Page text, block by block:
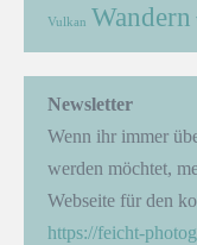
Vulkan Wandern
Newsletter
Wenn ihr immer
werden möchtet,
Webseite für den
https://feicht-